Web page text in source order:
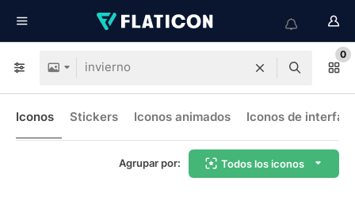
0
Iconos Stickers Iconos animados Iconos de interfaz
Agrupar por: Todos los iconos